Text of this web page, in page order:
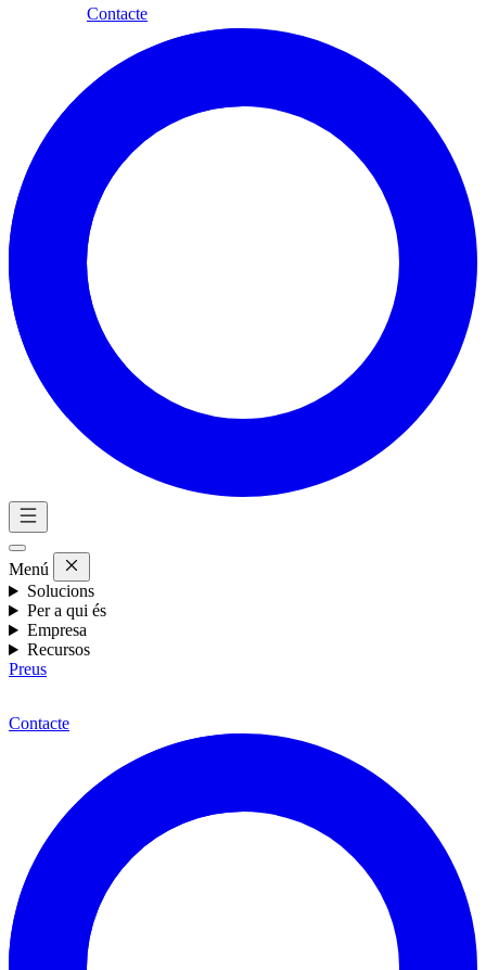
Contacte
Menú
Solucions
Per a qui és
Empresa
Recursos
Preus
Contacte